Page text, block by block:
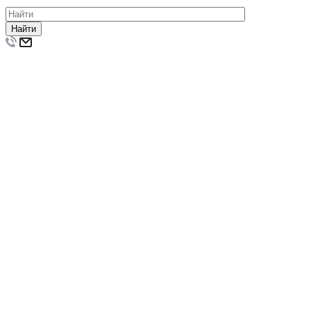
Найти